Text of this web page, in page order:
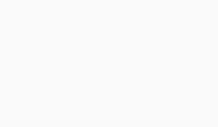
Münden
Hann. Münden